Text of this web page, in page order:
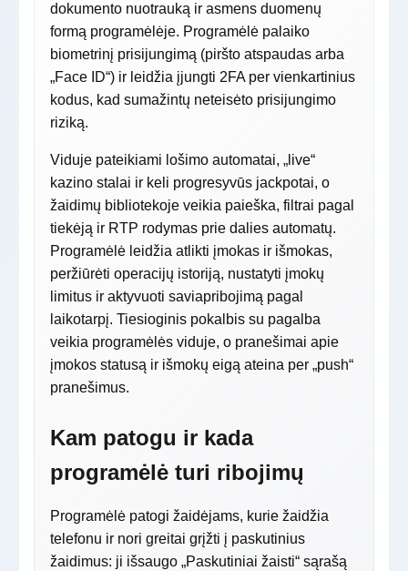
dokumento nuotrauką ir asmens duomenų
formą programėlėje. Programėlė palaiko
biometrinį prisijungimą (piršto atspaudas arba
„Face ID“) ir leidžia įjungti 2FA per vienkartinius
kodus, kad sumažintų neteisėto prisijungimo
riziką.
Viduje pateikiami lošimo automatai, „live“
kazino stalai ir keli progresyvūs jackpotai, o
žaidimų bibliotekoje veikia paieška, filtrai pagal
tiekėją ir RTP rodymas prie dalies automatų.
Programėlė leidžia atlikti įmokas ir išmokas,
peržiūrėti operacijų istoriją, nustatyti įmokų
limitus ir aktyvuoti saviapribojimą pagal
laikotarpį. Tiesioginis pokalbis su pagalba
veikia programėlės viduje, o pranešimai apie
įmokos statusą ir išmokų eigą ateina per „push“
pranešimus.
Kam patogu ir kada
programėlė turi ribojimų
Programėlė patogi žaidėjams, kurie žaidžia
telefonu ir nori greitai grįžti į paskutinius
žaidimus: ji išsaugo „Paskutiniai žaisti“ sąrašą